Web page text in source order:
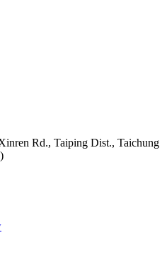
Rd., Taiping Dist., Taichung